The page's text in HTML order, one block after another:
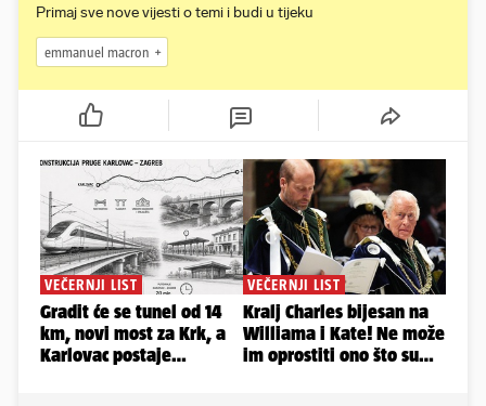
Primaj sve nove vijesti o temi i budi u tijeku
emmanuel macron